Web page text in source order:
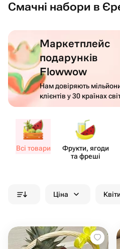
Смачні набори в
Маркетплейс
подарунків
Flowwow
Нам довіряють
клієнтів у 30 країнах
Всі товари
Фрукти, ягоди
та фреші
Ціна